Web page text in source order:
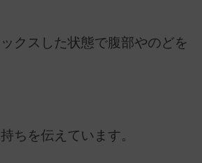
クスした状態で腹部やのどを
ちを伝えています。